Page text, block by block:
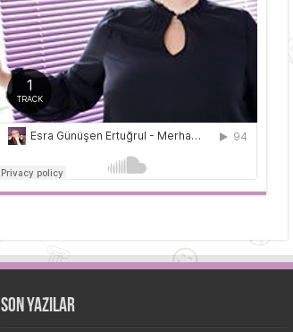
Son Yazılar